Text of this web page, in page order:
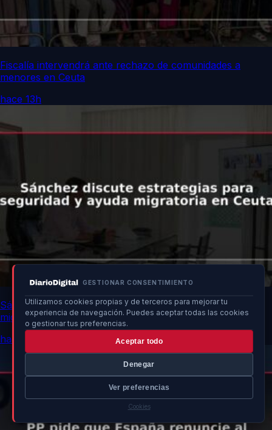
GESTIONAR CONSENTIMIENTO
Utilizamos cookies propias y de terceros para mejorar tu
experiencia de navegación. Puedes aceptar todas las cookies
o gestionar tus preferencias.
Aceptar todo
Denegar
Ver preferencias
Cookies
Fiscalía intervendrá ante rechazo de comunidades a
menores en Ceuta
hace 13h
Sánchez discute estrategias para seguridad y ayuda
migratoria en Ceuta
hace 13h